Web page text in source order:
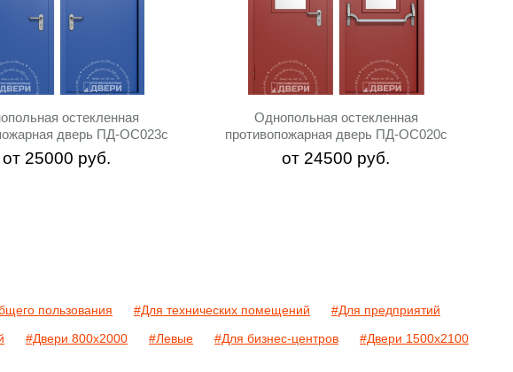
остекленная
дверь ПД-ОС023c
от 25000 руб.
Однопольная остекленная
противопожарная дверь ПД-ОС020c
от 24500 руб.
пользования #Для технических помещений
#Для предприятий
#Двери 800х2000 #Левые #Для бизнес-центров #Двери 1500х2100